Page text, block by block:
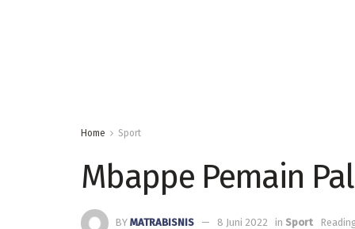
Home Sport
Mbappe Pemain
BY MATRABISNIS 8 Juni 2022 in Sport